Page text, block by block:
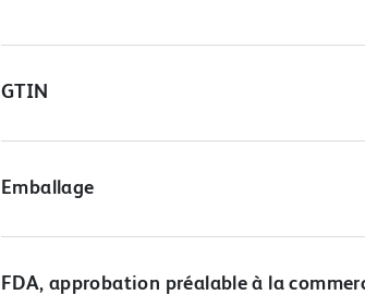
GTIN
Emballage
FDA, approbation préalable à la